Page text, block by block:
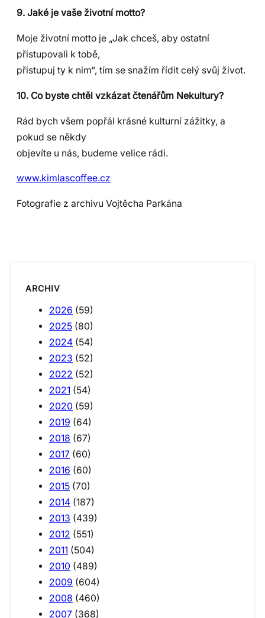
9. Jaké je vaše životní motto?
Moje životní motto je „Jak chceš, aby ostatní
přistupovali k tobě,
přistupuj ty k nim“, tím se snažím řídit celý svůj život.
10. Co byste chtěl vzkázat čtenářům Nekultury?
Rád bych všem popřál krásné kulturní zážitky, a
pokud se někdy
objevíte u nás, budeme velice rádi.
www.kimlascoffee.cz
Fotografie z archivu Vojtěcha Parkána
ARCHIV
2026 (59)
2025 (80)
2024 (54)
2023 (52)
2022 (52)
2021 (54)
2020 (59)
2019 (64)
2018 (67)
2017 (60)
2016 (60)
2015 (70)
2014 (187)
2013 (439)
2012 (551)
2011 (504)
2010 (489)
2009 (604)
2008 (460)
2007 (368)